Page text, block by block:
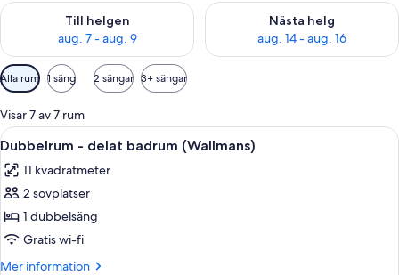
Till helgen
aug. 7 - aug. 9
Kontrollera tillgängligheten för den här helgen aug. 7 - aug. 9
Nästa helg
aug. 14 - aug. 16
Kontrollera tillgängligheten
Tillgängliga
filter
för
rum
Alla rum 1 säng 2 sängar 3+ sängar
Visar 7 av 7 rum
Öppna
alla
foton
för
Dubbelrum
-
delat
Ett rum med två sängar, ett fönster
6
Dubbelrum - delat badrum (Wallmans)
11 kvadratmeter
2 sovplatser
1 dubbelsäng
Gratis wi-fi
Mer information
Mer